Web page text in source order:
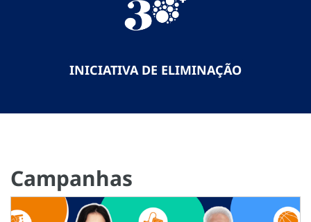
INICIATIVA DE ELIMINAÇÃO
Campanhas